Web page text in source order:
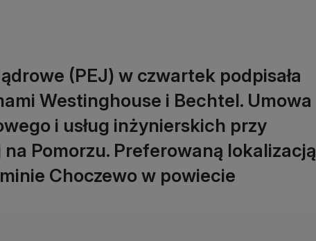
(PEJ) w czwartek podpisała
Westinghouse i Bechtel. Umowa
i usług inżynierskich przy
Pomorzu. Preferowaną lokalizacją
Choczewo w powiecie